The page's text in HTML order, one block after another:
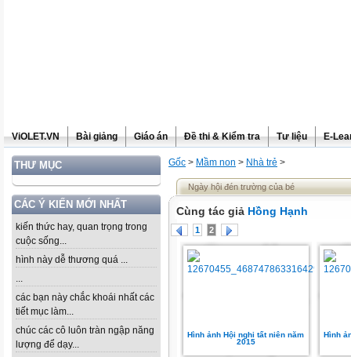
ViOLET.VN Bài giảng Giáo án Đề thi & Kiểm tra Tư liệu E-
THƯ MỤC
CÁC Ý KIẾN MỚI NHẤT
kiến thức hay, quan trọng trong
cuộc sống...
hình này dễ thương quá ...
...
các bạn này chắc khoái nhất các
tiết mục làm...
chúc các cô luôn tràn ngập năng
lượng để dạy...
Gốc > Mầm non > Nhà trẻ >
Ngày hội đén trường của bé
Cùng tác giả Hồng Hạnh
1 2
Hình ảnh Hội nghi tất niên năm
2015
Hình